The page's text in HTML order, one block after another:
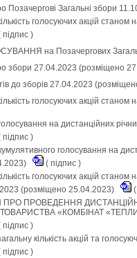
Позачергові Загальні збори
голосуючих акцій
підпис )
на Позачергових
збори 27.04.2023 (розміщено
до зборів 27.04.2023
голосуючих акцій
на дистанційних
підпис )
голосування на
( підпис )
голосуючих акцій
(розміщено 25.04.2023)
(
ПРОВЕДЕННЯ
«КОМБІНАТ
підпис )
кількість акцій та
підпис )